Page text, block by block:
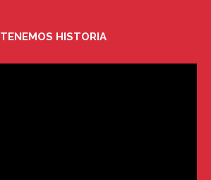
TENEMOS HISTORIA